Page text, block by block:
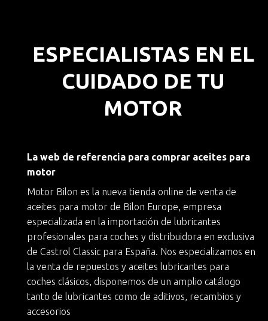
ESPECIALISTAS EN EL
CUIDADO DE TU
MOTOR
La web de referencia para comprar aceites para
motor
Motor Bilon es la nueva tienda online de venta de
aceites para motor de Bilon Europe, empresa
especializada en la importación de lubricantes
profesionales para coches y distribuidora en exclusiva
de Castrol Classic para España. Nos especializamos en
la venta de repuestos y aceites lubricantes para
coches clásicos, disponemos de un amplio catálogo
tanto de lubricantes como de aditivos, recambios y
accesorios